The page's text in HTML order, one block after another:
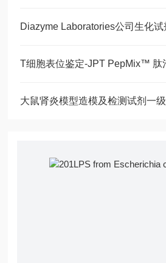
Diazyme Laboratories公司生化
T细胞表位鉴定-JPT PepMix™ 肽
大鼠肾炎模型造模及检测试剂一